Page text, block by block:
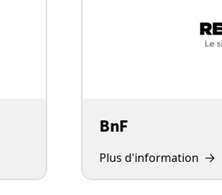
BnF
Plus d'information